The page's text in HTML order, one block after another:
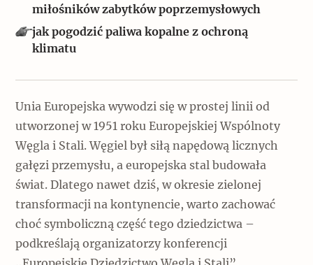
Popularne
Wskazówki idą w dobrą stronę
Popularne
Popularne
miłośników zabytków poprzemysłowych
jak pogodzić paliwa kopalne z ochroną
klimatu
Unia Europejska wywodzi się w prostej linii od
utworzonej w 1951 roku Europejskiej Wspólnoty
Węgla i Stali. Węgiel był siłą napędową licznych
gałęzi przemysłu, a europejska stal budowała
świat. Dlatego nawet dziś, w okresie zielonej
transformacji na kontynencie, warto zachować
choć symboliczną część tego dziedzictwa –
podkreślają organizatorzy konferencji